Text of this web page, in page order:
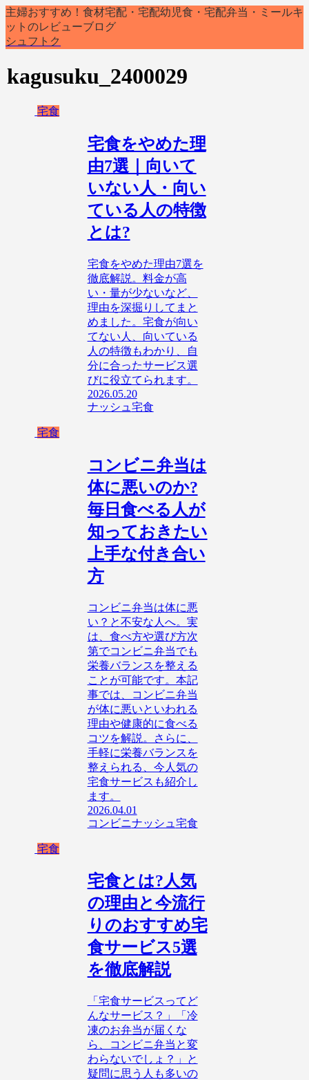
主婦おすすめ！食材宅配・宅配幼児食・宅配弁当・ミールキ
ットのレビューブログ
シュフトク
kagusuku_2400029
宅食
宅食をやめた理
由7選｜向いて
いない人・向い
ている人の特徴
とは?
宅食をやめた理由7選を
徹底解説。料金が高
い・量が少ないなど、
理由を深掘りしてまと
めました。宅食が向い
てない人、向いている
人の特徴もわかり、自
分に合ったサービス選
びに役立てられます。
2026.05.20
ナッシュ 宅食
宅食
コンビニ弁当は
体に悪いのか?
毎日食べる人が
知っておきたい
上手な付き合い
方
コンビニ弁当は体に悪
い？と不安な人へ。実
は、食べ方や選び方次
第でコンビニ弁当でも
栄養バランスを整える
ことが可能です。本記
事では、コンビニ弁当
が体に悪いといわれる
理由や健康的に食べる
コツを解説。さらに、
手軽に栄養バランスを
整えられる、今人気の
宅食サービスも紹介し
ます。
2026.04.01
コンビニナッシュ 宅食
宅食
宅食とは?人気
の理由と今流行
りのおすすめ宅
食サービス5選
を徹底解説
「宅食サービスってど
んなサービス？」「冷
凍のお弁当が届くな
ら、コンビニ弁当と変
わらないでしょ？」と
疑問に思う人も多いの